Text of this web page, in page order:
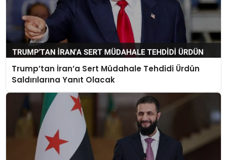
Trump’tan İran’a Sert Müdahale Tehdidi Ürdün
Saldırılarına Yanıt Olacak